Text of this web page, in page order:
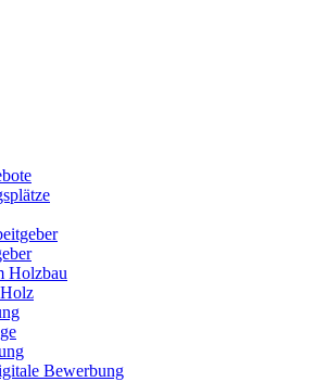
Holzbau
Bewerbung